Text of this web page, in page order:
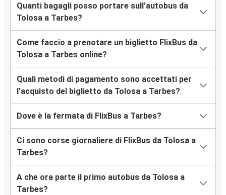
Quanti bagagli posso portare sull’autobus da
Tolosa a Tarbes?
Come faccio a prenotare un biglietto FlixBus da
Tolosa a Tarbes online?
Quali metodi di pagamento sono accettati per
l’acquisto del biglietto da Tolosa a Tarbes?
Dove è la fermata di FlixBus a Tarbes?
Ci sono corse giornaliere di FlixBus da Tolosa a
Tarbes?
A che ora parte il primo autobus da Tolosa a
Tarbes?